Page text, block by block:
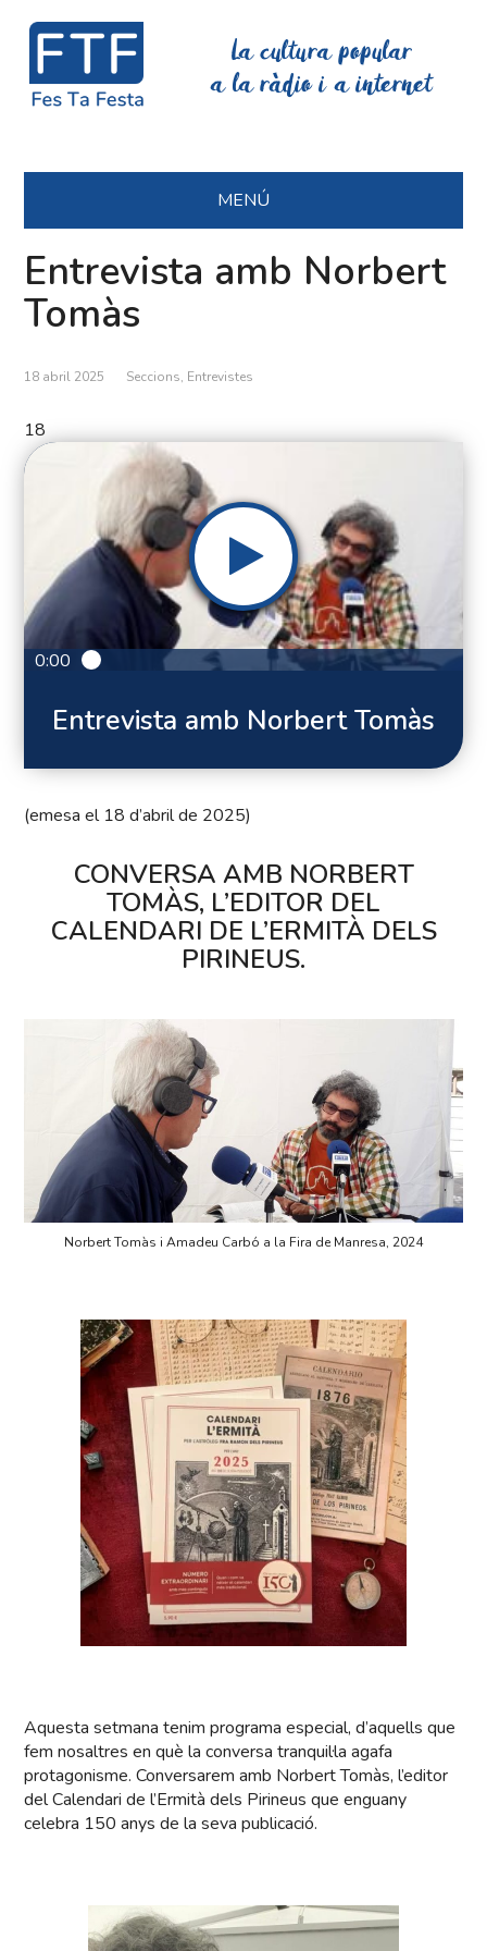
La cultura popular
a la ràdio i a internet
MENÚ
Entrevista amb Norbert
Tomàs
18 abril 2025 Seccions, Entrevistes
18
0:00
Entrevista amb Norbert Tomàs
(emesa el 18 d’abril de 2025)
CONVERSA AMB NORBERT
TOMÀS, L’EDITOR DEL
CALENDARI DE L’ERMITÀ DELS
PIRINEUS.
Norbert Tomàs i Amadeu Carbó a la Fira de Manresa, 2024
Aquesta setmana tenim programa especial, d’aquells que
fem nosaltres en què la conversa tranquil·la agafa
protagonisme. Conversarem amb Norbert Tomàs, l’editor
del Calendari de l’Ermità dels Pirineus que enguany
celebra 150 anys de la seva publicació.